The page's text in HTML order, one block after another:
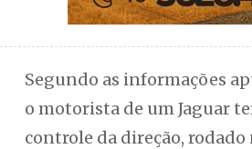
Segundo as informações
o motorista de um Jaguar
controle da direção, rodado